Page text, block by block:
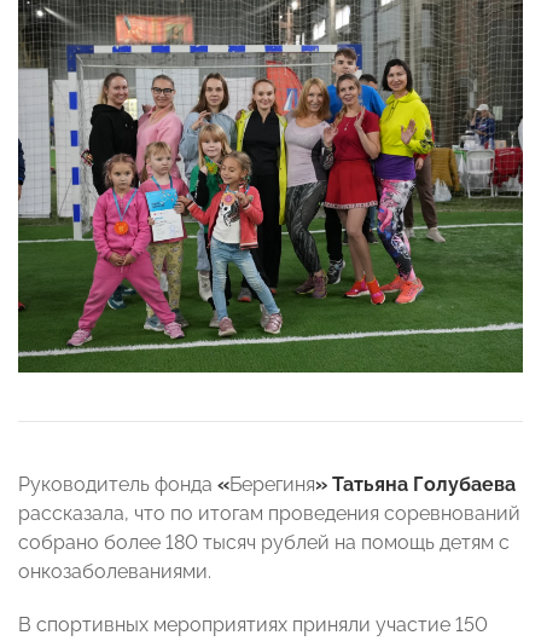
Руководитель фонда «Берегиня» Татьяна Голубаева
рассказала, что по итогам проведения соревнований
собрано более 180 тысяч рублей на помощь детям с
онкозаболеваниями.
В спортивных мероприятиях приняли участие 150